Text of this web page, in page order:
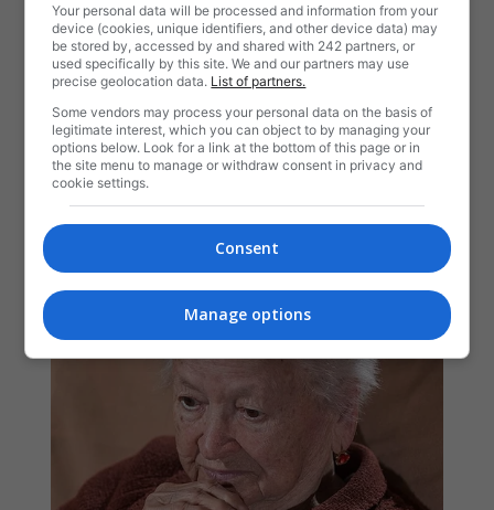
Your personal data will be processed and information from your
device (cookies, unique identifiers, and other device data) may
be stored by, accessed by and shared with 242 partners, or
used specifically by this site. We and our partners may use
precise geolocation data. List of partners.
Some vendors may process your personal data on the basis of
legitimate interest, which you can object to by managing your
options below. Look for a link at the bottom of this page or in
the site menu to manage or withdraw consent in privacy and
cookie settings.
Consent
Manage options